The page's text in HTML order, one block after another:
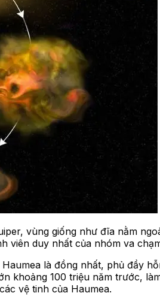
vùng giống như đĩa nằm
viên duy nhất của nhóm va
là đồng nhất, phủ đầy
khoảng 100 triệu năm trước,
vệ tinh của Haumea.